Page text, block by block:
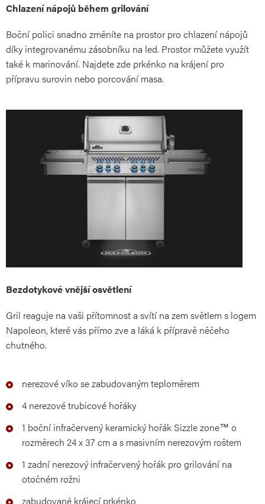
Chlazení nápojů během grilování
Boční polici snadno změníte na prostor pro chlazení nápojů
díky integrovanému zásobníku na led. Prostor můžete využít
také k marinování. Najdete zde prkénko na krájení pro
přípravu surovin nebo porcování masa.
Bezdotykové vnější osvětlení
Gril reaguje na vaši přítomnost a svítí na zem světlem s logem
Napoleon, které vás přímo zve a láká k přípravě něčeho
chutného.
nerezové víko se zabudovaným teploměrem
4 nerezové trubicové hořáky
1 boční infračervený keramický hořák Sizzle zone™ o
rozměrech 24 x 37 cm a s masivním nerezovým roštem
1 zadní nerezový infračervený hořák pro grilování na
otočném rožni
zabudované krájecí prkénko